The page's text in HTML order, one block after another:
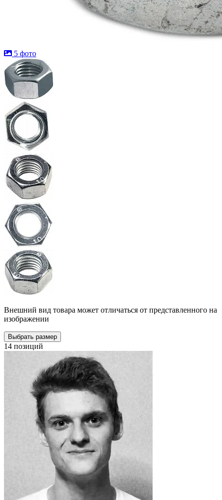
5 фото
Внешний вид товара может отличаться от представленного на
изображении
Выбрать размер
14 позиций